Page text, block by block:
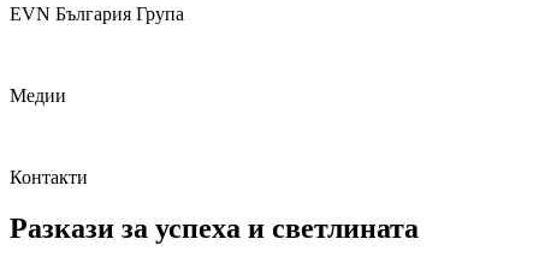
EVN България Група
Медии
Контакти
Разкази за успеха и светлината